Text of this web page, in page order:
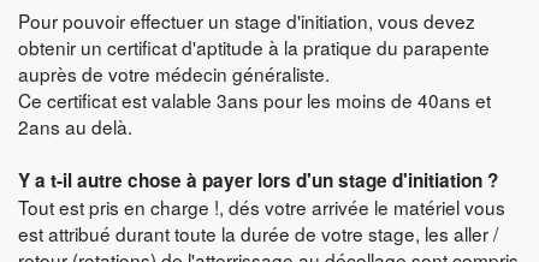
Pour pouvoir effectuer un stage d'initiation, vous devez
obtenir un certificat d'aptitude à la pratique du parapente
auprès de votre médecin généraliste.
Ce certificat est valable 3ans pour les moins de 40ans et
2ans au delà.
Y a t-il autre chose à payer lors d'un stage d'initiation ?
Tout est pris en charge !, dés votre arrivée le matériel vous
est attribué durant toute la durée de votre stage, les aller /